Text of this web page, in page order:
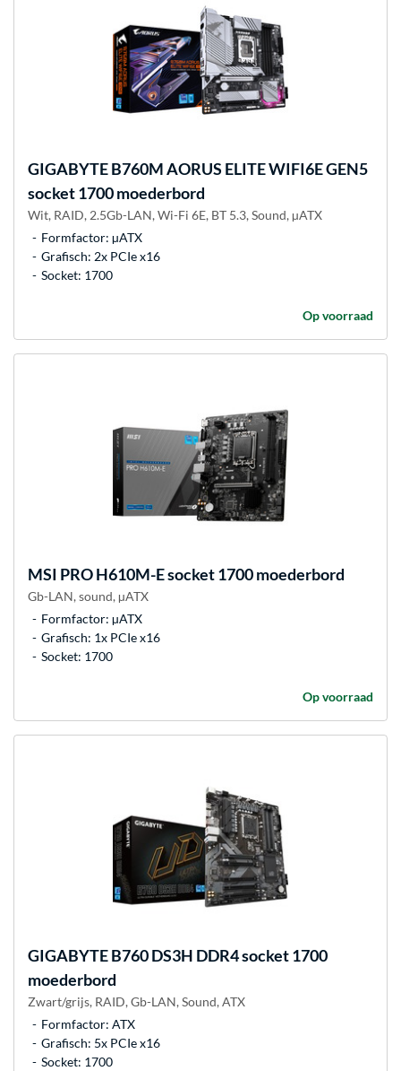
GIGABYTEB760M AORUS ELITE WIFI6E GEN5
socket 1700 moederbord
Wit, RAID, 2.5Gb-LAN, Wi-Fi 6E, BT 5.3, Sound, µATX
Formfactor: µATX
Grafisch: 2x PCIe x16
Socket: 1700
Op voorraad
MSI PRO H610M-E socket 1700 moederbord
Gb-LAN, sound, µATX
Formfactor: µATX
Grafisch: 1x PCIe x16
Socket: 1700
Op voorraad
GIGABYTEB760 DS3H DDR4 socket 1700
moederbord
Zwart/grijs, RAID, Gb-LAN, Sound, ATX
Formfactor: ATX
Grafisch: 5x PCIe x16
Socket: 1700